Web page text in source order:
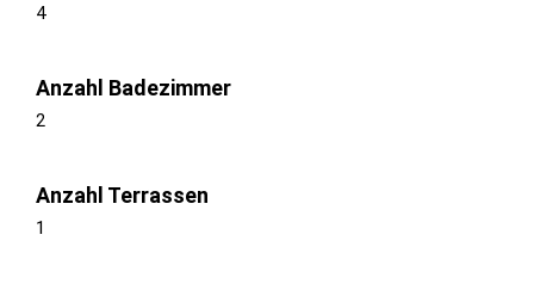
4
Anzahl Badezimmer
2
Anzahl Terrassen
1